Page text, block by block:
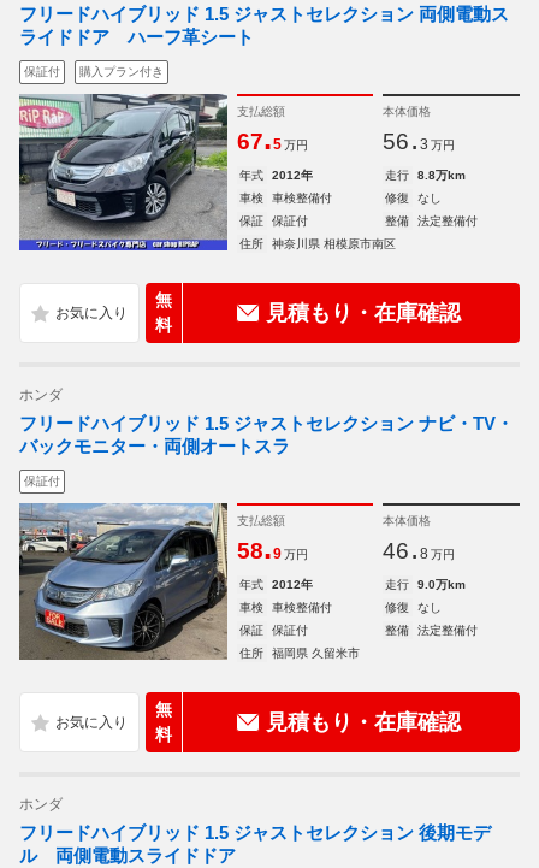
フリードハイブリッド 1.5 ジャストセレクション 両側電動ス
ライドドア ハーフ革シート
保証付 購入プラン付き
支払総額
67.5 万円
本体価格
56. 3 万円
年式 2012年 走行
8.8万km
車検
車検整備付 修復
なし
保証
保証付 整備
法定整備付
住所
神奈川県 相模原市南区
無
料
見積もり・在庫確認
ホンダ
フリードハイブリッド 1.5 ジャストセレクション ナビ・TV・
バックモニター・両側オートスラ
保証付
支払総額
58.9 万円
本体価格
46. 8 万円
年式 2012年 走行
9.0万km
車検
車検整備付 修復
なし
保証
保証付 整備
法定整備付
住所
福岡県 久留米市
無
料
見積もり・在庫確認
ホンダ
フリードハイブリッド 1.5 ジャストセレクション 後期モデ
ル 両側電動スライドドア